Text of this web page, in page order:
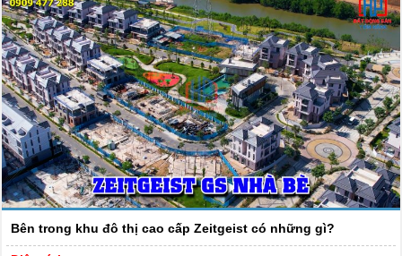
Bên trong khu đô thị cao cấp Zeitgeist có những gì?